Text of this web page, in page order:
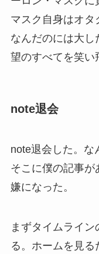
マスク自身はオ
なんだのには大し
望のすべてを笑い
note退会
note退会した。な
そこに僕の記事が
嫌になった。
まずタイムライ
る。ホームを見る